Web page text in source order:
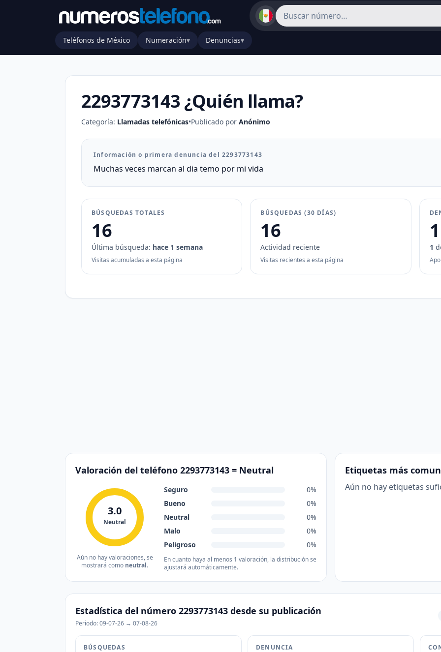
Teléfonos de México Numeración▾ Denuncias▾
2293773143 ¿Quién llama?
Categoría: Llamadas telefónicas•Publicado por Anónimo
Información o primera denuncia del 2293773143
Muchas veces marcan al dia temo por mi vida
BÚSQUEDAS TOTALES
16
Última búsqueda: hace 1 semana
Visitas acumuladas a esta página
BÚSQUEDAS (30 DÍAS)
16
Actividad reciente
Visitas recientes a esta página
1
1
Valoración del teléfono 2293773143 = Neutral
3.0
Neutral
Aún no hay valoraciones, se
mostrará como neutral.
Seguro
0%
Bueno
0%
Neutral
0%
Malo
0%
Peligroso
0%
En cuanto haya al menos 1 valoración, la distribución se
ajustará automáticamente.
Etiquetas más
Aún no hay etiquetas
Estadística del número 2293773143 desde su publicación
Periodo: 09-07-26 → 07-08-26
BÚSQUEDAS DENUNCIA